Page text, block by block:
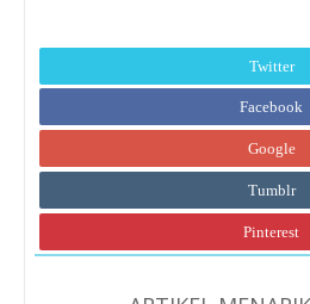
Twitter
Facebook
Google
Tumblr
Pinterest